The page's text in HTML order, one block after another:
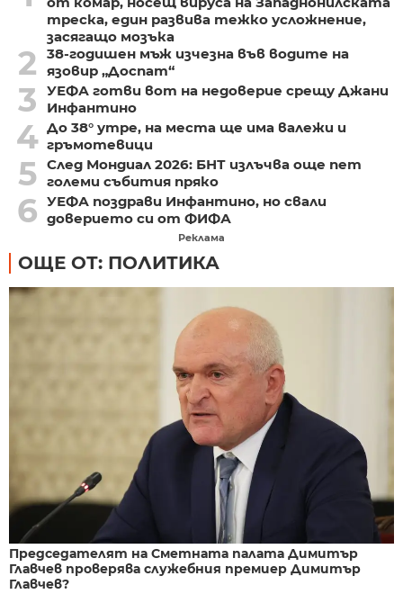
треска, един развива тежко усложнение,
засягащо мозъка
2
38-годишен мъж изчезна във водите на
язовир „Доспат“
3
УЕФА готви вот на недоверие срещу Джани
Инфантино
4 До 38° утре, на места ще има валежи и
гръмотевици
5 След Мондиал 2026: БНТ излъчва още пет
големи събития пряко
6 УЕФА поздрави Инфантино, но свали
доверието си от ФИФА
Реклама
ОЩЕ ОТ: ПОЛИТИКА
Председателят на Сметната палата Димитър
Главчев проверява служебния премиер Димитър
Главчев?